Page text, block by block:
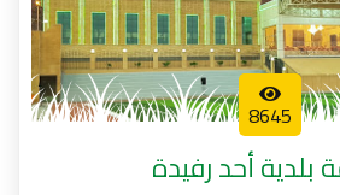
8645
بلدية أحد رفيدة